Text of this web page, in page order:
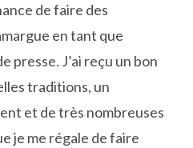
de faire des
en tant que
presse. J’ai reçu un bon
traditions, un
et de très nombreuses
je me régale de faire